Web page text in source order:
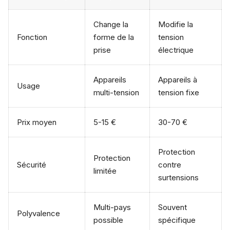
Fonction
Change la
forme de la
prise
Modifie la
tension
électrique
Usage
Appareils
multi-tension
Appareils à
tension fixe
Prix moyen 5-15 € 30-70 €
Sécurité
Protection
limitée
Protection
contre
surtensions
Polyvalence
Multi-pays
possible
Souvent
spécifique